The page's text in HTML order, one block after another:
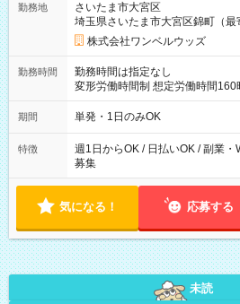
勤務地
さいたま市大宮区
埼玉県さいたま市大宮区錦町（最
株式会社ワンベルウッズ
勤務時間
勤務時間は指定なし
変形労働時間制 想定労働時間160時間/月 【シフト例
～21：00
期間 単発・1日のみOK
特徴
週1日からOK / 日払いOK / 副業
募集
気になる！ 応募する
未読